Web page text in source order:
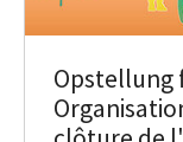
Opstellung